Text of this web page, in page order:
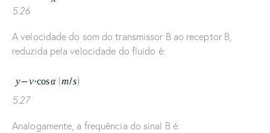
5.26
A velocidade do som do transmissor B ao receptor B,
reduzida pela velocidade do fluido é:
5.27
Analogamente, a frequência do sinal B é: